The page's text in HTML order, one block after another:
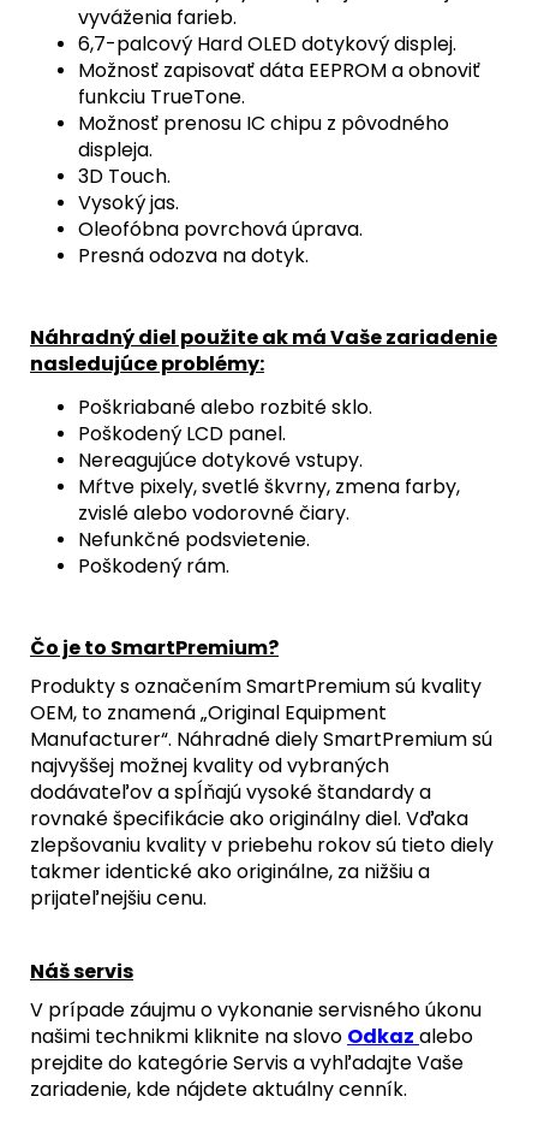
vyváženia farieb.
6,7-palcový Hard OLED dotykový displej.
Možnosť zapisovať dáta EEPROM a obnoviť
funkciu TrueTone.
Možnosť prenosu IC chipu z pôvodného
displeja.
3D Touch.
Vysoký jas.
Oleofóbna povrchová úprava.
Presná odozva na dotyk.
Náhradný diel použite ak má Vaše zariadenie
nasledujúce problémy:
Poškriabané alebo rozbité sklo.
Poškodený LCD panel.
Nereagujúce dotykové vstupy.
Mŕtve pixely, svetlé škvrny, zmena farby,
zvislé alebo vodorovné čiary.
Nefunkčné podsvietenie.
Poškodený rám.
Čo je to SmartPremium?
Produkty s označením SmartPremium sú kvality
OEM, to znamená „Original Equipment
Manufacturer“. Náhradné diely SmartPremium sú
najvyššej možnej kvality od vybraných
dodávateľov a spĺňajú vysoké štandardy a
rovnaké špecifikácie ako originálny diel. Vďaka
zlepšovaniu kvality v priebehu rokov sú tieto diely
takmer identické ako originálne, za nižšiu a
prijateľnejšiu cenu.
Náš servis
V prípade záujmu o vykonanie servisného úkonu
našimi technikmi kliknite na slovo Odkaz alebo
prejdite do kategórie Servis a vyhľadajte Vaše
zariadenie, kde nájdete aktuálny cenník.